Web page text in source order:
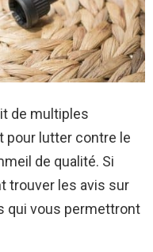
de multiples
pour lutter contre le
de qualité. Si
trouver les avis sur
qui vous permettront